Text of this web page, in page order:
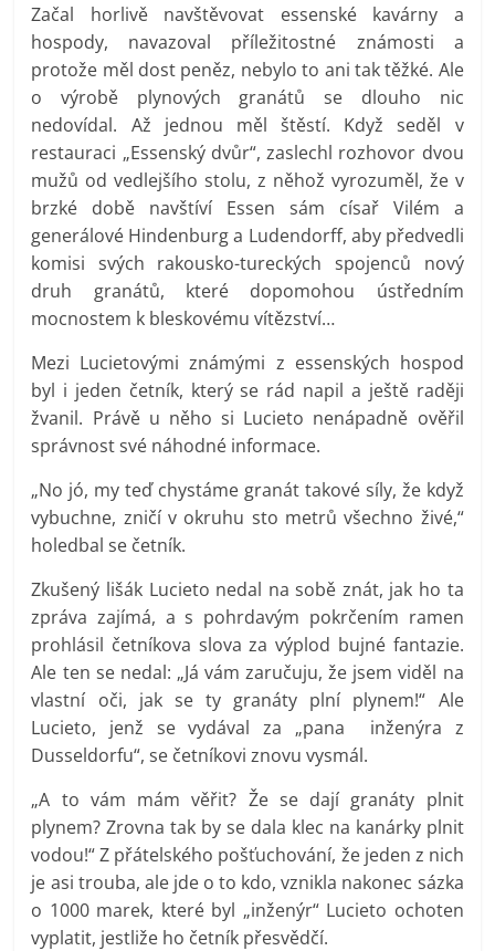
Začal horlivě navštěvovat essenské kavárny a
hospody, navazoval příležitostné známosti a
protože měl dost peněz, nebylo to ani tak těžké. Ale
o výrobě plynových granátů se dlouho nic
nedovídal. Až jednou měl štěstí. Když seděl v
restauraci „Essenský dvůr“, zaslechl rozhovor dvou
mužů od vedlejšího stolu, z něhož vyrozuměl, že v
brzké době navštíví Essen sám císař Vilém a
generálové Hindenburg a Ludendorff, aby předvedli
komisi svých rakousko-tureckých spojenců nový
druh granátů, které dopomohou ústředním
mocnostem k bleskovému vítězství…
Mezi Lucietovými známými z essenských hospod
byl i jeden četník, který se rád napil a ještě raději
žvanil. Právě u něho si Lucieto nenápadně ověřil
správnost své náhodné informace.
„No jó, my teď chystáme granát takové síly, že když
vybuchne, zničí v okruhu sto metrů všechno živé,“
holedbal se četník.
Zkušený lišák Lucieto nedal na sobě znát, jak ho ta
zpráva zajímá, a s pohrdavým pokrčením ramen
prohlásil četníkova slova za výplod bujné fantazie.
Ale ten se nedal: „Já vám zaručuju, že jsem viděl na
vlastní oči, jak se ty granáty plní plynem!“ Ale
Lucieto, jenž se vydával za „pana inženýra z
Dusseldorfu“, se četníkovi znovu vysmál.
„A to vám mám věřit? Že se dají granáty plnit
plynem? Zrovna tak by se dala klec na kanárky plnit
vodou!“ Z přátelského pošťuchování, že jeden z nich
je asi trouba, ale jde o to kdo, vznikla nakonec sázka
o 1000 marek, které byl „inženýr“ Lucieto ochoten
vyplatit, jestliže ho četník přesvědčí.